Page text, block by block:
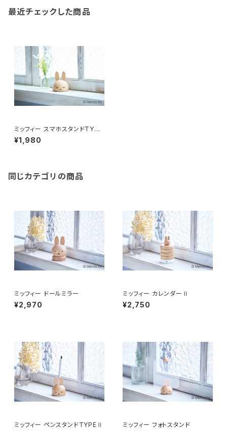
最近チェックした商品
ミッフィー スマホスタンドTYPE
Ⅱ
¥1,980
同じカテゴリの商品
ミッフィー ドールミラー
¥2,970
ミッフィー カレンダーⅡ
¥2,750
ミッフィー ペンスタンドTYPEⅡ ミッフィー フォトスタンド